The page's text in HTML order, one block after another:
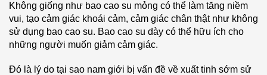
Không giống như bao cao su mỏng có thể làm tăng niềm
vui, tạo cảm giác khoái cảm, cảm giác chân thật như không
sử dụng bao cao su. Bao cao su dày có thể hữu ích cho
những người muốn giảm cảm giác.
Đó là lý do tại sao nam giới bị vấn đề về xuất tinh sớm sử